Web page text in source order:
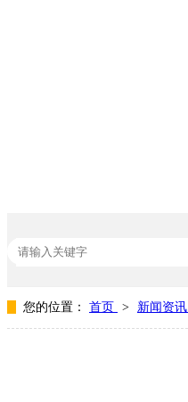
热门关键词： 工业压缩空气管道
您的位置： 首页 > 新闻资讯